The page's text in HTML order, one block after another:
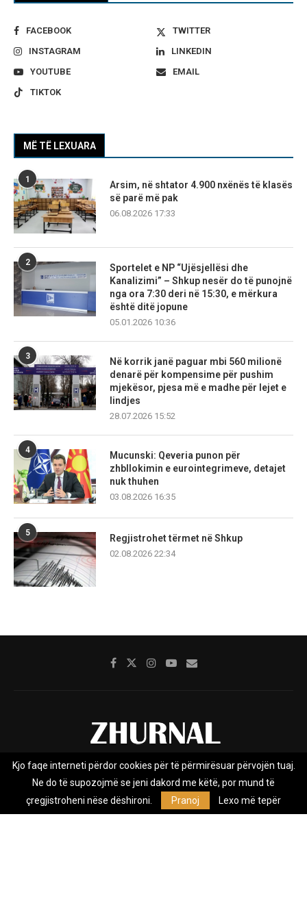
FACEBOOK
TWITTER
INSTAGRAM
LINKEDIN
YOUTUBE
EMAIL
TIKTOK
MË TË LEXUARA
1
Arsim, në shtator 4.900 nxënës të klasës
së parë më pak
06.08.2026 17:33
2
Sportelet e NP “Ujësjellësi dhe
Kanalizimi” – Shkup nesër do të punojnë
nga ora 7:30 deri në 15:30, e mërkura
është ditë jopune
05.01.2026 10:36
3
Në korrik janë paguar mbi 560 milionë
denarë për kompensime për pushim
mjekësor, pjesa më e madhe për lejet e
lindjes
28.07.2026 15:52
4
Mucunski: Qeveria punon për
zhbllokimin e eurointegrimeve, detajet
nuk thuhen
03.08.2026 16:35
5
Regjistrohet tërmet në Shkup
02.08.2026 22:34
Rreth nesh Impresumi Marketing
Privacy Policy
Zhurnal.mk është Agjenci e Lajmeve e pavarur, e themeluar në vitin
Kjo faqe interneti përdor cookies për të përmirësuar përvojën tuaj.
Ne do të supozojmë se jeni dakord me këtë, por mund të
çregjistroheni nëse dëshironi.
Pranoj Lexo më tepër